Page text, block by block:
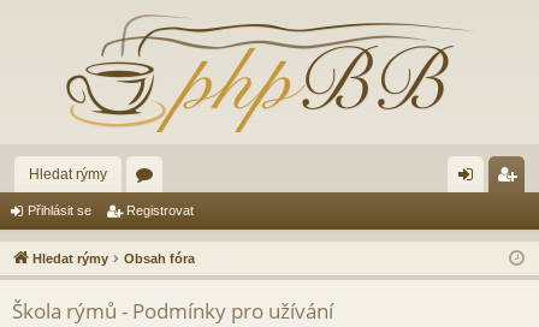
Hledat rýmy
ór
a lá
sit
ist
ro
Přihlásit se Registrovat
Hledat rýmy Obsah fóra
Škola rýmů - Podmínky pro užívání